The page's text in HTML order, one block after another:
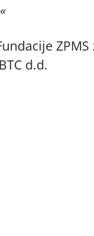
ZPMS
d.d.